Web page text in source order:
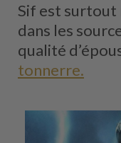
Sif est surtout
dans les
qualité
tonnerre.